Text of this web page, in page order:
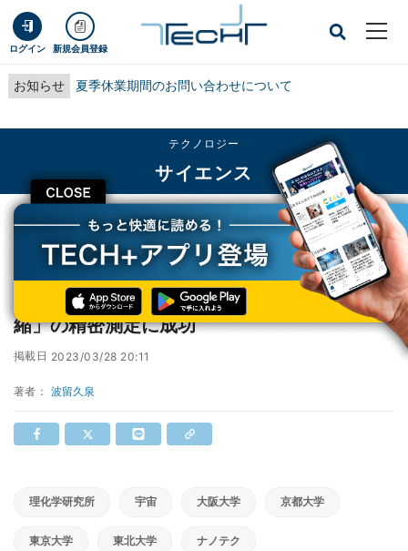
ログイン 新規会員登録
お知らせ 夏季休業期間のお問い合わせについて
CLOSE
テクノロジー
サイエンス
TECH+ テクノロジー
サイエンス
理研など、π中間子を活用して「クォーク凝縮」の精密測定に成功
理研など、π中間子を活用して「クォーク凝
縮」の精密測定に成功
掲載日 2023/03/28 20:11
著者： 波留久泉
理化学研究所 宇宙 大阪大学 京都大学
東京大学 東北大学 ナノテク